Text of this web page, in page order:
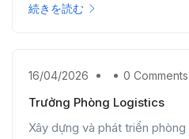
続きを読む
16/04/2026 0 Comments
Trưởng Phòng Logistics
Xây dựng và phát triển